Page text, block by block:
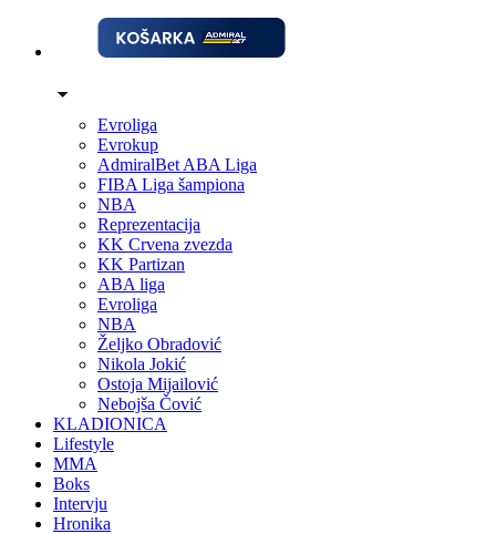
Evroliga
Evrokup
AdmiralBet ABA Liga
FIBA Liga šampiona
NBA
Reprezentacija
KK Crvena zvezda
KK Partizan
ABA liga
Evroliga
NBA
Željko Obradović
Nikola Jokić
Ostoja Mijailović
Nebojša Čović
KLADIONICA
Lifestyle
MMA
Boks
Intervju
Hronika